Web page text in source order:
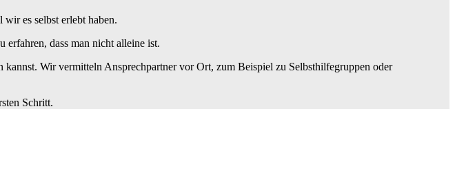
es selbst erlebt haben.
erfahren, dass man nicht alleine ist.
Wir vermitteln Ansprechpartner vor Ort, zum Beispiel zu Selbsthilfegruppen oder
Schritt.